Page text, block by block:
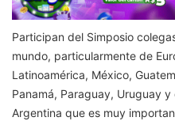
Participan del Simposio
mundo, particularmente de
Latinoamérica, México,
Panamá, Paraguay, Uruguay
Argentina que es muy